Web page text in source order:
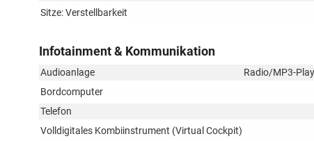
Sitze: Verstellbarkeit
Infotainment & Kommunikation
Audioanlage
Radio/MP3-
Bordcomputer
Telefon
Volldigitales Kombiinstrument (Virtual Cockpit)